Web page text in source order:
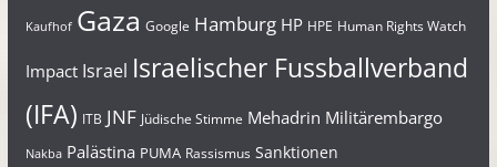
Kaufhof Gaza Google Hamburg HP HPE Human Rights Watch
Impact Israel Israelischer Fussballverband
(IFA) ITB JNF Jüdische Stimme Mehadrin Militärembargo
Nakba Palästina PUMA Rassismus Sanktionen